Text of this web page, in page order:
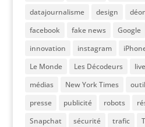
datajournalisme
design
facebook
fake news Google
innovation
instagram
Le Monde
Les Décodeurs live
médias
New York Times
presse
publicité robots
Snapchat
sécurité trafic